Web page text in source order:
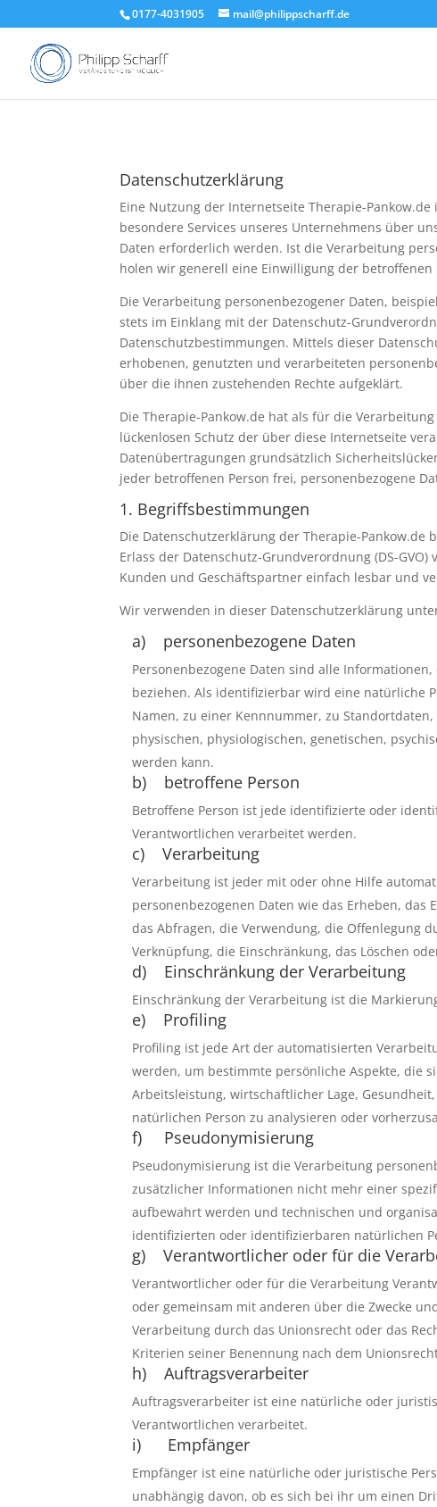
0177-4031905 mail@philippscharff.de
Datenschutzerklärung
Eine Nutzung der Internetseite Therapie-
besondere Services unseres Unternehmens über
Daten erforderlich werden. Ist die Verarbeitung
holen wir generell eine Einwilligung der betroffenen
Die Verarbeitung personenbezogener Daten,
stets im Einklang mit der Datenschutz-
Datenschutzbestimmungen. Mittels dieser
erhobenen, genutzten und verarbeiteten
über die ihnen zustehenden Rechte aufgeklärt.
Die Therapie-Pankow.de hat als für die
lückenlosen Schutz der über diese Internetseite
Datenübertragungen grundsätzlich
jeder betroffenen Person frei, personenbezogene
1. Begriffsbestimmungen
Die Datenschutzerklärung der Therapie-
Erlass der Datenschutz-Grundverordnung (DS-
Kunden und Geschäftspartner einfach lesbar und
Wir verwenden in dieser Datenschutzerklärung
a) personenbezogene Daten
Personenbezogene Daten sind alle
beziehen. Als identifizierbar wird eine natürliche
Namen, zu einer Kennnummer, zu
physischen, physiologischen, genetischen,
werden kann.
b) betroffene Person
Betroffene Person ist jede identifizierte oder
Verantwortlichen verarbeitet werden.
c) Verarbeitung
Verarbeitung ist jeder mit oder ohne Hilfe
personenbezogenen Daten wie das Erheben,
das Abfragen, die Verwendung, die Offenlegung
Verknüpfung, die Einschränkung, das Löschen
d) Einschränkung der Verarbeitung
Einschränkung der Verarbeitung ist die
e) Profiling
Profiling ist jede Art der automatisierten
werden, um bestimmte persönliche Aspekte, die
Arbeitsleistung, wirtschaftlicher Lage,
natürlichen Person zu analysieren oder
f) Pseudonymisierung
Pseudonymisierung ist die Verarbeitung
zusätzlicher Informationen nicht mehr einer
aufbewahrt werden und technischen und
identifizierten oder identifizierbaren natürlichen
g) Verantwortlicher oder für die
Verantwortlicher oder für die Verarbeitung
oder gemeinsam mit anderen über die Zwecke
Verarbeitung durch das Unionsrecht oder das
Kriterien seiner Benennung nach dem
h) Auftragsverarbeiter
Auftragsverarbeiter ist eine natürliche oder
Verantwortlichen verarbeitet.
i) Empfänger
Empfänger ist eine natürliche oder juristische
unabhängig davon, ob es sich bei ihr um einen